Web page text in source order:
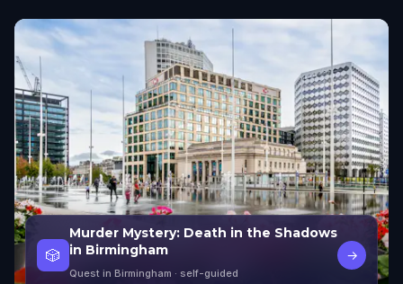
🎲
Murder Mystery: Death in the Shadows
in Birmingham
Quest in Birmingham · self-guided
→